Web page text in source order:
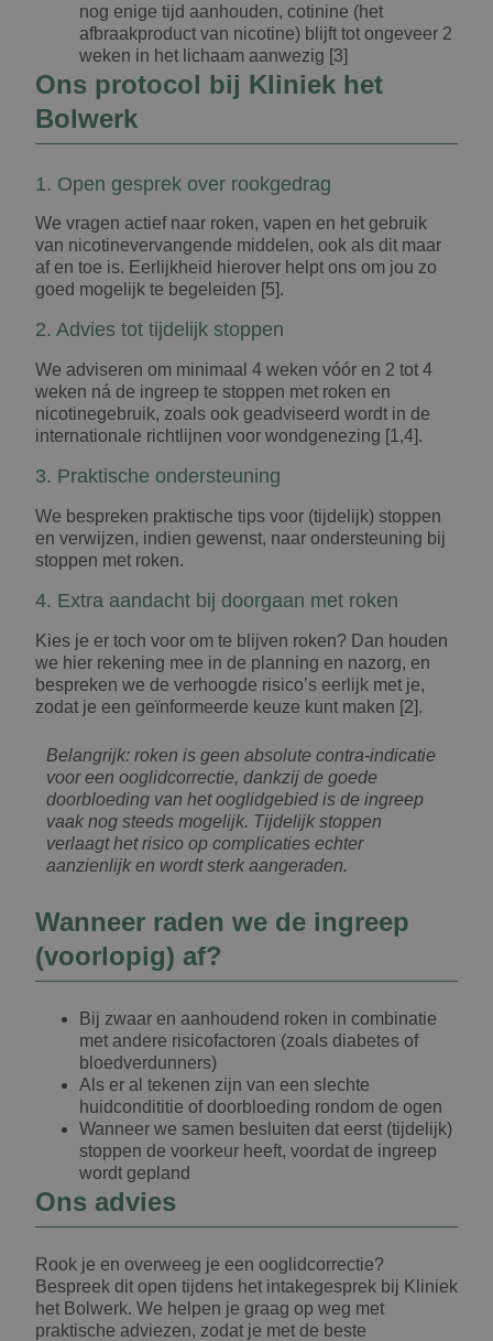
nog enige tijd aanhouden, cotinine (het
afbraakproduct van nicotine) blijft tot ongeveer 2
weken in het lichaam aanwezig [3]
Ons protocol bij Kliniek het
Bolwerk
1. Open gesprek over rookgedrag
We vragen actief naar roken, vapen en het gebruik
van nicotinevervangende middelen, ook als dit maar
af en toe is. Eerlijkheid hierover helpt ons om jou zo
goed mogelijk te begeleiden [5].
2. Advies tot tijdelijk stoppen
We adviseren om minimaal 4 weken vóór en 2 tot 4
weken ná de ingreep te stoppen met roken en
nicotinegebruik, zoals ook geadviseerd wordt in de
internationale richtlijnen voor wondgenezing [1,4].
3. Praktische ondersteuning
We bespreken praktische tips voor (tijdelijk) stoppen
en verwijzen, indien gewenst, naar ondersteuning bij
stoppen met roken.
4. Extra aandacht bij doorgaan met roken
Kies je er toch voor om te blijven roken? Dan houden
we hier rekening mee in de planning en nazorg, en
bespreken we de verhoogde risico’s eerlijk met je,
zodat je een geïnformeerde keuze kunt maken [2].
Belangrijk: roken is geen absolute contra-indicatie
voor een ooglidcorrectie, dankzij de goede
doorbloeding van het ooglidgebied is de ingreep
vaak nog steeds mogelijk. Tijdelijk stoppen
verlaagt het risico op complicaties echter
aanzienlijk en wordt sterk aangeraden.
Wanneer raden we de ingreep
(voorlopig) af?
Bij zwaar en aanhoudend roken in combinatie
met andere risicofactoren (zoals diabetes of
bloedverdunners)
Als er al tekenen zijn van een slechte
huidcondititie of doorbloeding rondom de ogen
Wanneer we samen besluiten dat eerst (tijdelijk)
stoppen de voorkeur heeft, voordat de ingreep
wordt gepland
Ons advies
Rook je en overweeg je een ooglidcorrectie?
Bespreek dit open tijdens het intakegesprek bij Kliniek
het Bolwerk. We helpen je graag op weg met
praktische adviezen, zodat je met de beste